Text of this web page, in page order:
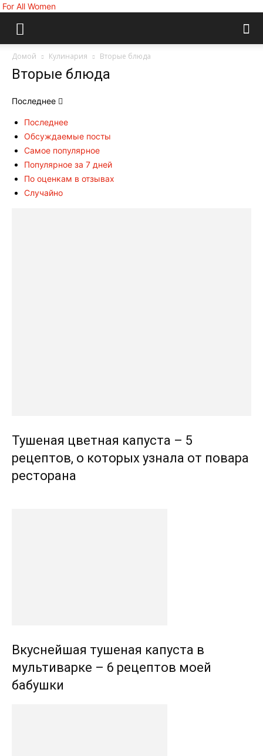
For All Women
Домой Кулинария Вторые блюда
Вторые блюда
Последнее
Последнее
Обсуждаемые посты
Самое популярное
Популярное за 7 дней
По оценкам в отзывах
Случайно
Тушеная цветная капуста – 5
рецептов, о которых узнала от повара
ресторана
Вкуснейшая тушеная капуста в
мультиварке – 6 рецептов моей
бабушки